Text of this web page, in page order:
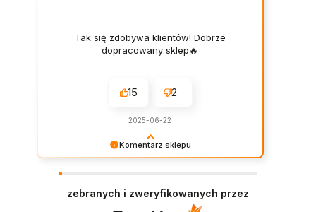
Komentarz sklepu
słowo od naszych klientów. Staramy się
codziennie spełniać oczekiwania kupujących.
Tak się zdobywa klientów! Dobrze
dopracowany sklep🔥
15 2
2025-06-22
zebranych i zweryfikowanych przez